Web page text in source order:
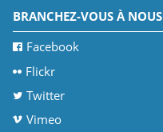
BRANCHEZ-VOUS À NOUS
Facebook
Flickr
Twitter
Vimeo